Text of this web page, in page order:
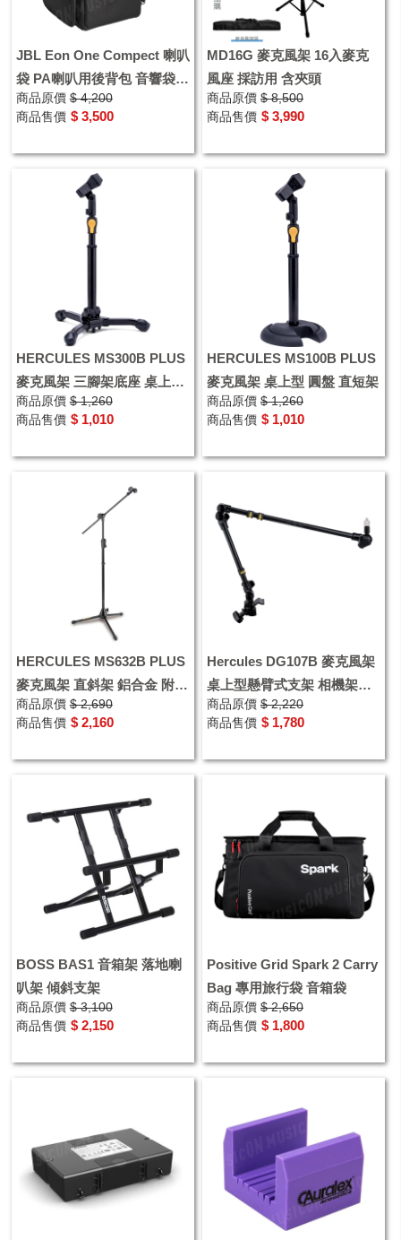
JBL Eon One Compect 喇叭
袋 PA喇叭用後背包 音響袋
適用S1Pro S1Pro+
商品原價 $ 4,200
商品售價 $ 3,500
MD16G 麥克風架 16入麥克
風座 採訪用 含夾頭
商品原價 $ 8,500
商品售價 $ 3,990
HERCULES MS300B PLUS
麥克風架 三腳架底座 桌上型
爵士鼓收音
商品原價 $ 1,260
商品售價 $ 1,010
HERCULES MS100B PLUS
麥克風架 桌上型 圓盤 直短架
商品原價 $ 1,260
商品售價 $ 1,010
HERCULES MS632B PLUS
麥克風架 直斜架 鋁合金 附麥
克風夾頭
商品原價 $ 2,690
商品售價 $ 2,160
Hercules DG107B 麥克風架
桌上型懸臂式支架 相機架
PODCAST 唱歌 直播
商品原價 $ 2,220
商品售價 $ 1,780
BOSS BAS1 音箱架 落地喇
叭架 傾斜支架
商品原價 $ 3,100
商品售價 $ 2,150
Positive Grid Spark 2 Carry
Bag 專用旅行袋 音箱袋
商品原價 $ 2,650
商品售價 $ 1,800